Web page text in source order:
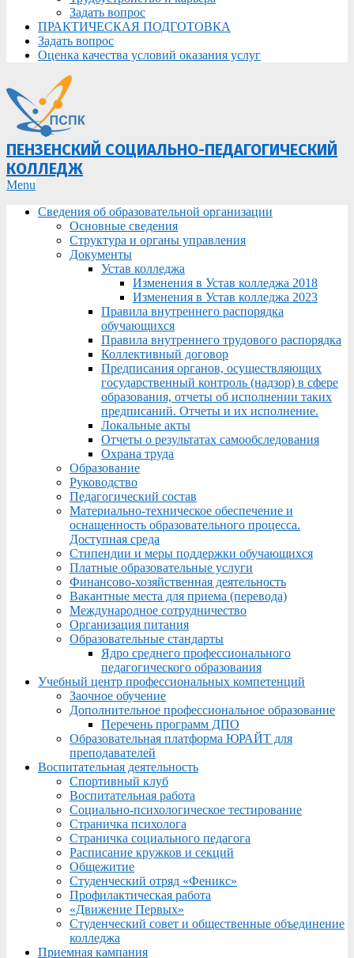
Задать вопрос
ПРАКТИЧЕСКАЯ ПОДГОТОВКА
Задать вопрос
Оценка качества условий оказания услуг
ПЕНЗЕНСКИЙ СОЦИАЛЬНО-ПЕДАГОГИЧЕСКИЙ
КОЛЛЕДЖ
Primary
Menu
Menu
Сведения об образовательной организации
Основные сведения
Структура и органы управления
Документы
Устав колледжа
Изменения в Устав колледжа 2018
Изменения в Устав колледжа 2023
Правила внутреннего распорядка
обучающихся
Правила внутреннего трудового распорядка
Коллективный договор
Предписания органов, осуществляющих
государственный контроль (надзор) в сфере
образования, отчеты об исполнении таких
предписаний. Отчеты и их исполнение.
Локальные акты
Отчеты о результатах самообследования
Охрана труда
Образование
Руководство
Педагогический состав
Материально-техническое обеспечение и
оснащенность образовательного процесса.
Доступная среда
Стипендии и меры поддержки обучающихся
Платные образовательные услуги
Финансово-хозяйственная деятельность
Вакантные места для приема (перевода)
Международное сотрудничество
Организация питания
Образовательные стандарты
Ядро среднего профессионального
педагогического образования
Учебный центр профессиональных компетенций
Заочное обучение
Дополнительное профессиональное образование
Перечень программ ДПО
Образовательная платформа ЮРАЙТ для
преподавателей
Воспитательная деятельность
Спортивный клуб
Воспитательная работа
Социально-психологическое тестирование
Страничка психолога
Страничка социального педагога
Расписание кружков и секций
Общежитие
Студенческий отряд «Феникс»
Профилактическая работа
«Движение Первых»
Студенческий совет и общественные объединение
колледжа
Приемная кампания